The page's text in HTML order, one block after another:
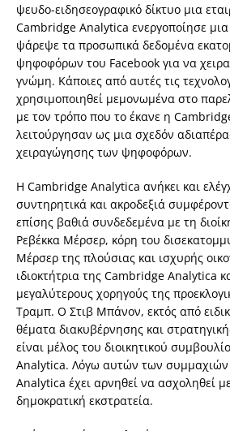
ψευδο-ειδησεογραφικό δίκτυο μια
Cambridge Analytica ενεργοποίησε
ψάρεψε τα προσωπικά δεδομένα
ψηφοφόρων του Facebook για να
γνώμη. Κάποιες από αυτές τις
χρησιμοποιηθεί μεμονωμένα στο
με τον τρόπο που το έκανε η
λειτούργησαν ως μια σχεδόν
χειραγώγησης των ψηφοφόρων.
Η Cambridge Analytica ανήκει και
συντηρητικά και ακροδεξιά
επίσης βαθιά συνδεδεμένα με τη
Ρεβέκκα Μέρσερ, κόρη του
Μέρσερ της πλούσιας και ισχυρής
ιδιοκτήτρια της Cambridge Analytica
μεγαλύτερους χορηγούς της
Τραμπ. Ο Στιβ Μπάνον, εκτός από
θέματα διακυβέρνησης και
είναι μέλος του διοικητικού
Analytica. Λόγω αυτών των
Analytica έχει αρνηθεί να ασχοληθεί
δημοκρατική εκστρατεία.